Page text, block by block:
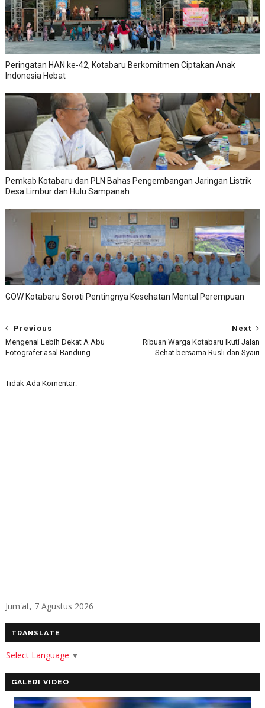
Peringatan HAN ke-42, Kotabaru Berkomitmen Ciptakan Anak
Indonesia Hebat
Pemkab Kotabaru dan PLN Bahas Pengembangan Jaringan Listrik
Desa Limbur dan Hulu Sampanah
GOW Kotabaru Soroti Pentingnya Kesehatan Mental Perempuan
Next
Ribuan Warga Kotabaru Ikuti Jalan
Sehat bersama Rusli dan Syairi
Previous
Mengenal Lebih Dekat A Abu
Fotografer asal Bandung
Tidak Ada Komentar:
Jum'at, 7 Agustus 2026
TRANSLATE
Select Language ▼
GALERI VIDEO